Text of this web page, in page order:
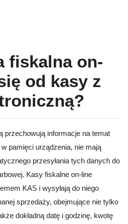
fiskalna on-
od kasy z
przechowują informacje na temat
pamięci urządzenia, nie mają
przesyłania tych danych do
Kasy fiskalne on-line
KAS i wysyłają do niego
sprzedaży, obejmujące nie tylko
dokładną datę i godzinę, kwotę